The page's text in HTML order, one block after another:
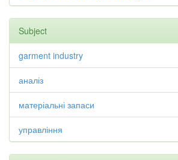
Subject
garment industry
аналіз
матеріальні запаси
управління